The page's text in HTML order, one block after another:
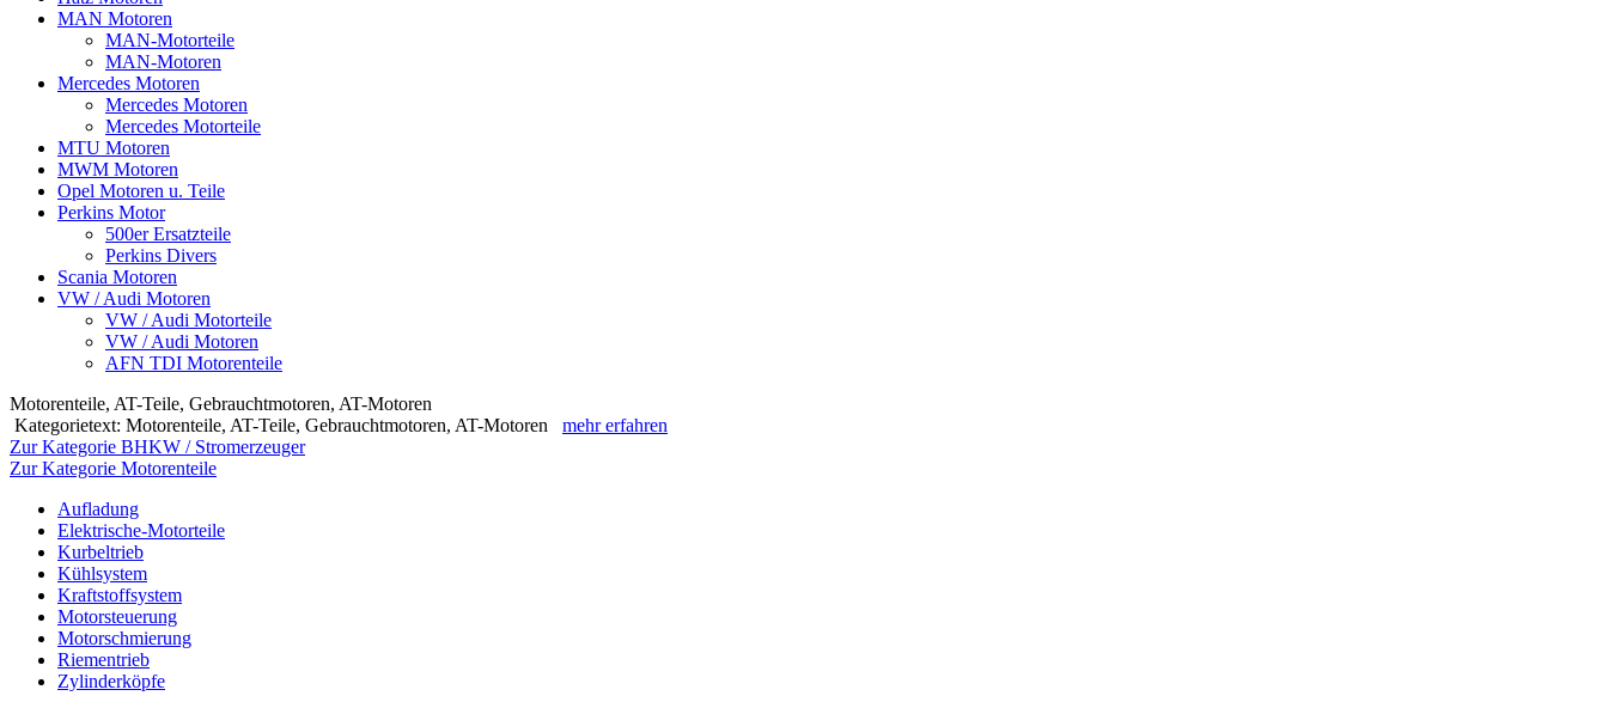
MAN Motoren
MAN-Motorteile
MAN-Motoren
Mercedes Motoren
Mercedes Motoren
Mercedes Motorteile
MTU Motoren
MWM Motoren
Opel Motoren u. Teile
Perkins Motor
500er Ersatzteile
Perkins Divers
Scania Motoren
VW / Audi Motoren
VW / Audi Motorteile
VW / Audi Motoren
AFN TDI Motorenteile
Motorenteile, AT-Teile, Gebrauchtmotoren, AT-Motoren
Kategorietext: Motorenteile, AT-Teile, Gebrauchtmotoren, AT-Motoren mehr erfahren
Zur Kategorie BHKW / Stromerzeuger
Zur Kategorie Motorenteile
Aufladung
Elektrische-Motorteile
Kurbeltrieb
Kühlsystem
Kraftstoffsystem
Motorsteuerung
Motorschmierung
Riementrieb
Zylinderköpfe